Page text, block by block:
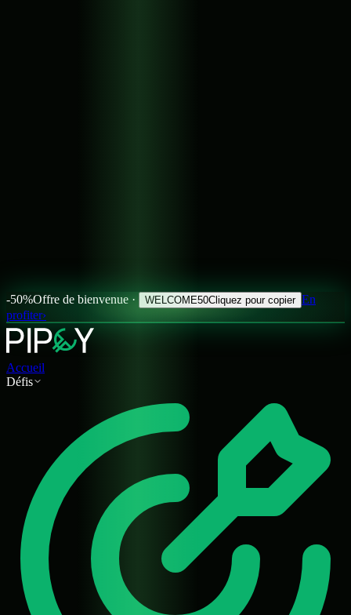
-50%Offre de bienvenue · WELCOME50Cliquez pour copier En
profiter›
Accueil
Défis